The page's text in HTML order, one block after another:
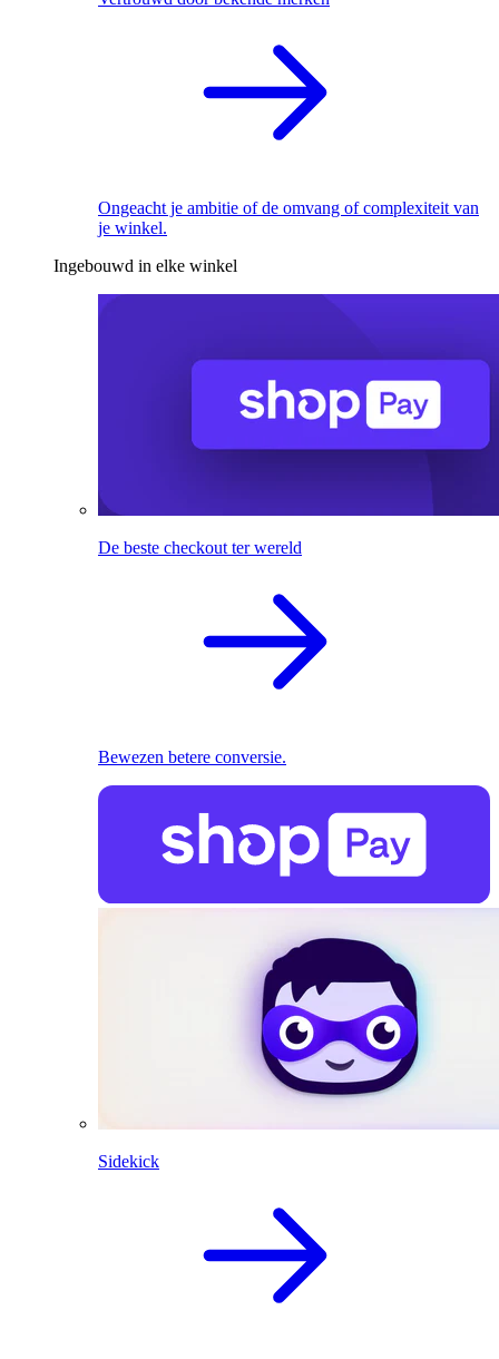
Ongeacht je ambitie of de omvang of complexiteit van
je winkel.
Ingebouwd in elke winkel
De beste checkout ter wereld
Bewezen betere conversie.
Sidekick